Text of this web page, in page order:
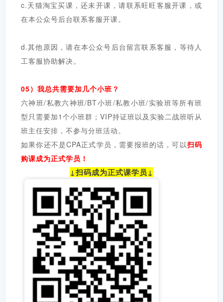
c.天猫淘宝买课，还未开课，请联系旺旺客服开课，或
在本公众号后台联系客服开课。
d.其他原因，请在本公众号后台留言联系客服，等待人
工客服协助解决。
05）我总共需要加几个小班？
六神班/私教六神班/BT小班/私教小班/实验班等所有班
型只需要加1个小班群；VIP持证班以及实验二战班听从
班主任安排，不参与分班活动。
如果你还不是CPA正式学员，需要报班的话，可以扫码
购课成为正式学员！
↓扫码成为正式课学员↓